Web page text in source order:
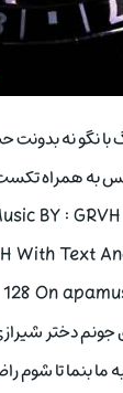
با نگو نه بدونت
به همراه
BY :
With Text
128 On
جونم دختر
ما بنما تا شوم